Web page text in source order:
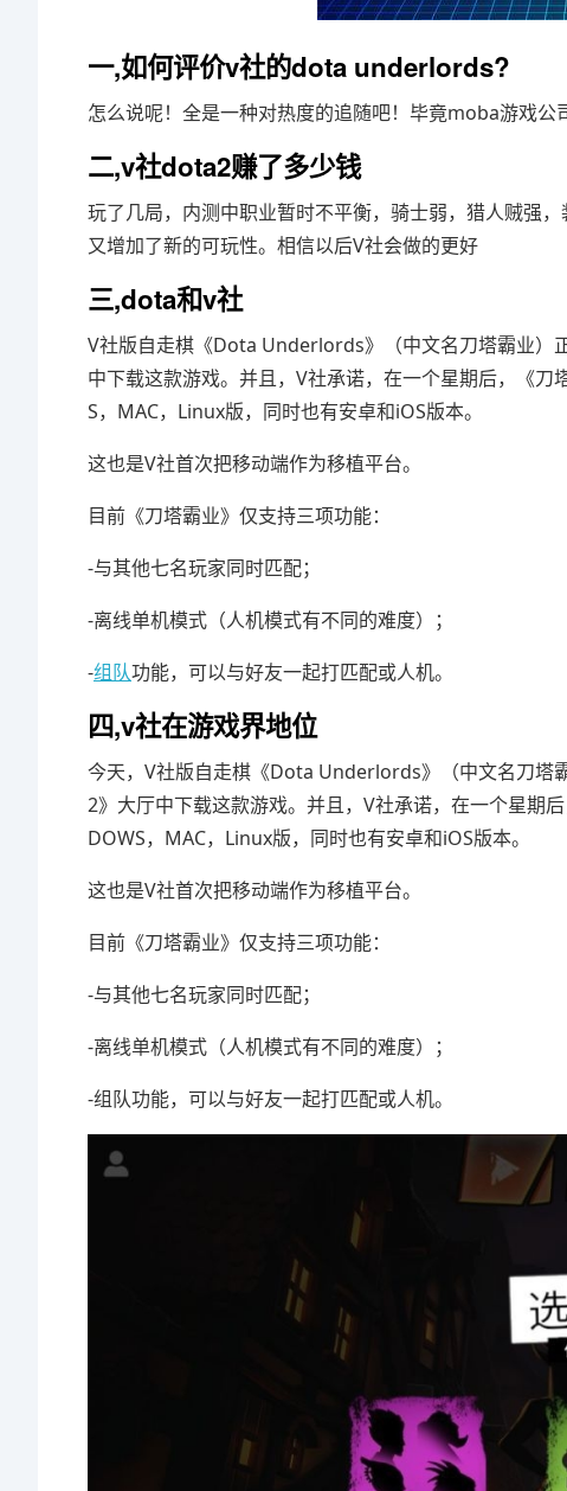
一,如何评价v社的dota underlords?
怎么说呢！全是一种对热度的追随吧！毕竟moba游戏公
二,v社dota2赚了多少钱
玩了几局，内测中职业暂时不平衡，骑士弱，猎人贼强
又增加了新的可玩性。相信以后V社会做的更好
三,dota和v社
V社版自走棋《Dota Underlords》（中文名刀塔霸业）
中下载这款游戏。并且，V社承诺，在一个星期后，《
S，MAC，Linux版，同时也有安卓和iOS版本。
这也是V社首次把移动端作为移植平台。
目前《刀塔霸业》仅支持三项功能：
-与其他七名玩家同时匹配；
-离线单机模式（人机模式有不同的难度）；
-组队功能，可以与好友一起打匹配或人机。
四,v社在游戏界地位
今天，V社版自走棋《Dota Underlords》（中文名刀塔
2》大厅中下载这款游戏。并且，V社承诺，在一个星期
DOWS，MAC，Linux版，同时也有安卓和iOS版本。
这也是V社首次把移动端作为移植平台。
目前《刀塔霸业》仅支持三项功能：
-与其他七名玩家同时匹配；
-离线单机模式（人机模式有不同的难度）；
-组队功能，可以与好友一起打匹配或人机。